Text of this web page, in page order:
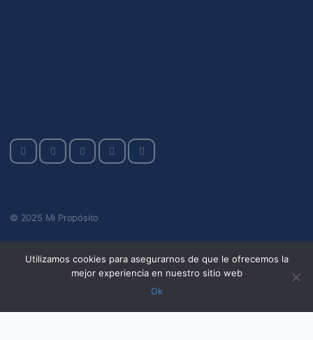
© 2025 Mi Propósito
Utilizamos cookies para asegurarnos de que le ofrecemos la
mejor experiencia en nuestro sitio web
Ok